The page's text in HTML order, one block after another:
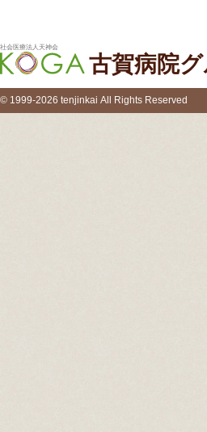
社会医療法人天神会
古賀病院
© 1999-2026 tenjinkai All Rights Reserved